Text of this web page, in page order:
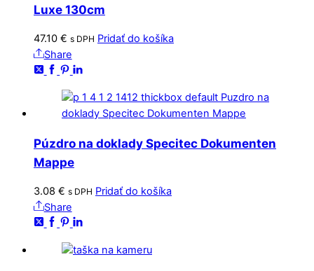
Luxe 130cm
47.10 € s DPH Pridať do košíka
Share
Púzdro na doklady Specitec Dokumenten
Mappe
3.08 € s DPH Pridať do košíka
Share